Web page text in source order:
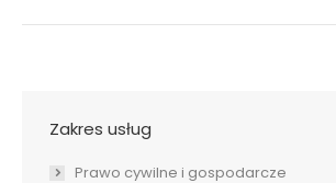
Zakres usług
Prawo cywilne i gospodarcze